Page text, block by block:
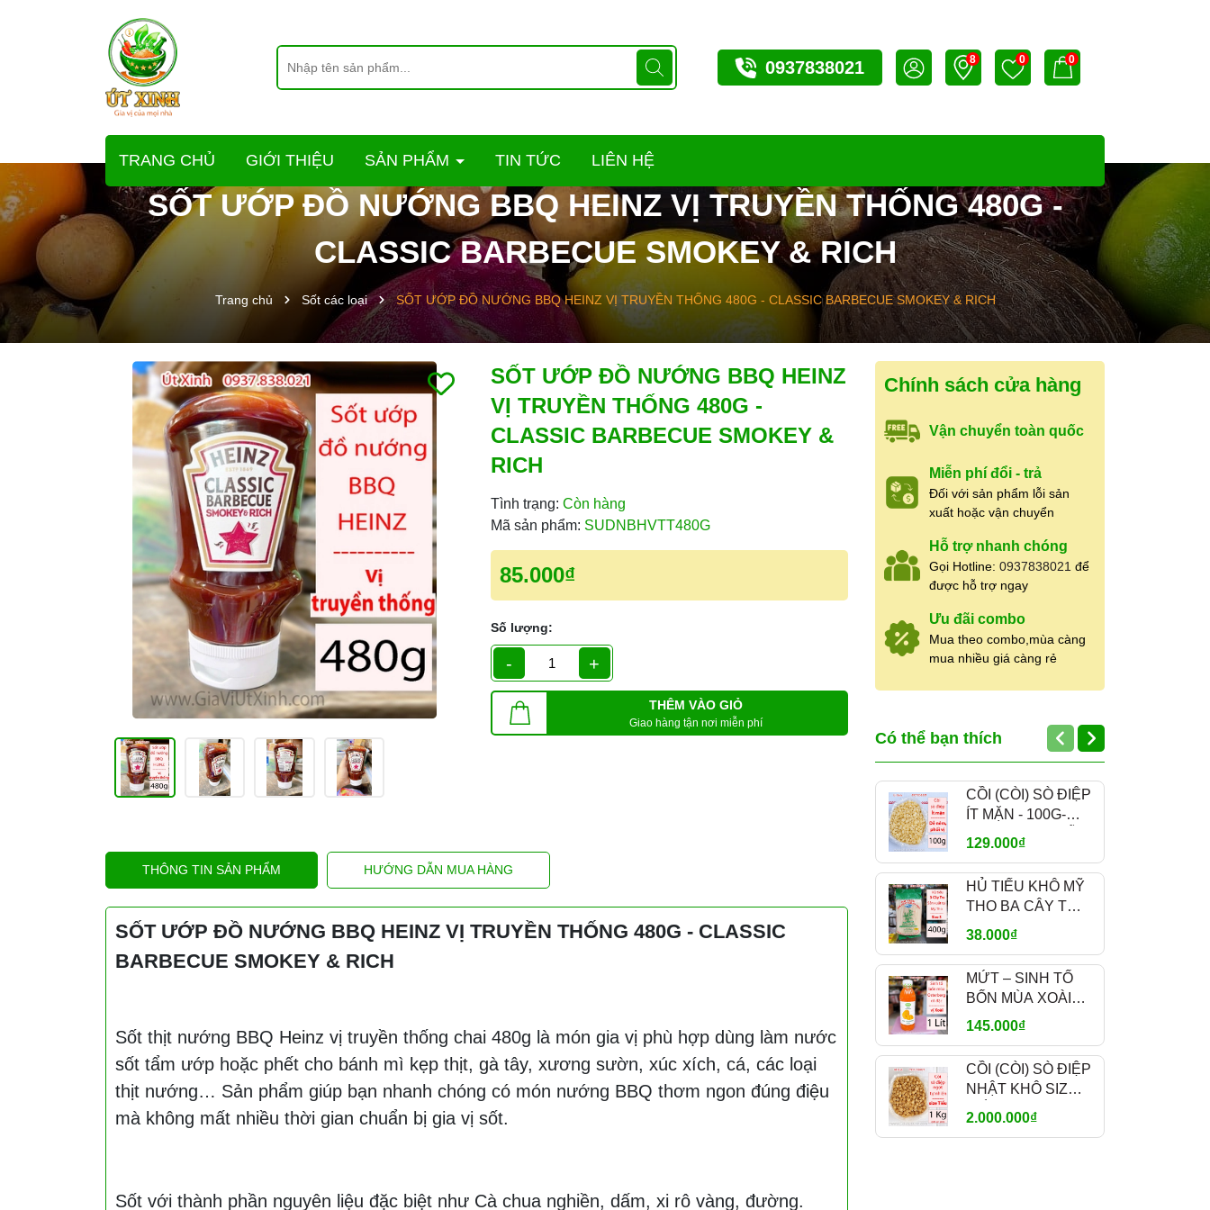
0937838021 8 0 0
TRANG CHỦ GIỚI THIỆU SẢN PHẨM TIN TỨC LIÊN HỆ
SỐT ƯỚP ĐỒ NƯỚNG BBQ HEINZ VỊ TRUYỀN THỐNG 480G -
CLASSIC BARBECUE SMOKEY & RICH
Trang chủ Sốt các loại SỐT ƯỚP ĐỒ NƯỚNG BBQ HEINZ VỊ TRUYỀN THỐNG 480G - CLASSIC BARBECUE SMOKEY & RICH
SỐT ƯỚP ĐỒ NƯỚNG BBQ HEINZ
VỊ TRUYỀN THỐNG 480G -
CLASSIC BARBECUE SMOKEY &
RICH
Tình trạng: Còn hàng
Mã sản phẩm: SUDNBHVTT480G
85.000₫
Số lượng:
- +
THÊM VÀO GIỎ
Giao hàng tận nơi miễn phí
THÔNG TIN SẢN PHẨM HƯỚNG DẪN MUA HÀNG
SỐT ƯỚP ĐỒ NƯỚNG BBQ HEINZ VỊ TRUYỀN THỐNG 480G - CLASSIC
BARBECUE SMOKEY & RICH
Sốt thịt nướng BBQ Heinz vị truyền thống chai 480g là món gia vị phù hợp dùng làm nước
sốt tẩm ướp hoặc phết cho bánh mì kẹp thịt, gà tây, xương sườn, xúc xích, cá, các loại
thịt nướng… Sản phẩm giúp bạn nhanh chóng có món nướng BBQ thơm ngon đúng điệu
mà không mất nhiều thời gian chuẩn bị gia vị sốt.
Sốt với thành phần nguyên liệu đặc biệt như Cà chua nghiền, dấm, xi rô vàng, đường.
Chính sách cửa hàng
Vận chuyển toàn quốc
Miễn phí đổi - trả
Đối với sản phẩm lỗi sản
xuất hoặc vận chuyển
Hỗ trợ nhanh chóng
Gọi Hotline: 0937838021 để
được hỗ trợ ngay
Ưu đãi combo
Mua theo combo,mùa càng
mua nhiều giá càng rẻ
Có thể bạn thích
CỒI (CÒI) SÒ ĐIỆP
ÍT MẶN - 100G-
300G-500G – DỄ
VỊ - MÃ A700
129.000₫
HỦ TIẾU KHÔ MỸ
THO BA CÂY TRE
TUFOCO 400G –
38.000₫
MỨT – SINH TỐ
BỐN MÙA XOÀI
OSTERBERG 1L –
CRUSH PHA CHẾ
145.000₫
CỒI (CÒI) SÒ ĐIỆP
NHẬT KHÔ SIZE
TIỂU 1KG – NGỌT
2.000.000₫